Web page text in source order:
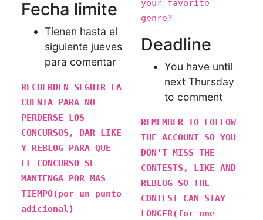
Fecha limite
Tienen hasta el
siguiente jueves
para comentar
RECUERDEN SEGUIR LA
CUENTA PARA NO
PERDERSE LOS
CONCURSOS, DAR LIKE
Y REBLOG PARA QUE
EL CONCURSO SE
MANTENGA POR MAS
TIEMPO(por un punto
adicional)
your favorite
genre?
Deadline
You have until
next Thursday
to comment
REMEMBER TO FOLLOW
THE ACCOUNT SO YOU
DON'T MISS THE
CONTESTS, LIKE AND
REBLOG SO THE
CONTEST CAN STAY
LONGER(for one